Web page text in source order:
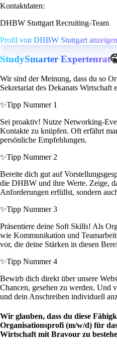
Kontaktdaten:
DHBW Stuttgart Recruiting-Team
Profil von DHBW Stuttgart anzeigen
StudySmarter Expertenrat
Wir sind der Meinung, dass du so
Sekretariat des Dekanats Wirtschaft
✨Tipp Nummer 1
Sei proaktiv! Nutze Networking-
Kontakte zu knüpfen. Oft erfährt
persönliche Empfehlungen.
✨Tipp Nummer 2
Bereite dich gut auf
die DHBW und ihre Werte. Zeige,
Anforderungen erfüllst, sondern
✨Tipp Nummer 3
Präsentiere deine Soft Skills! Als
wie Kommunikation und
vor, die deine Stärken in diesen
✨Tipp Nummer 4
Bewirb dich direkt über unsere
Chancen, gesehen zu werden. Und
und dein Anschreiben individuell
Wir glauben, dass du diese
Organisationsprofi (m/w/d) für
Wirtschaft mit Bravour zu